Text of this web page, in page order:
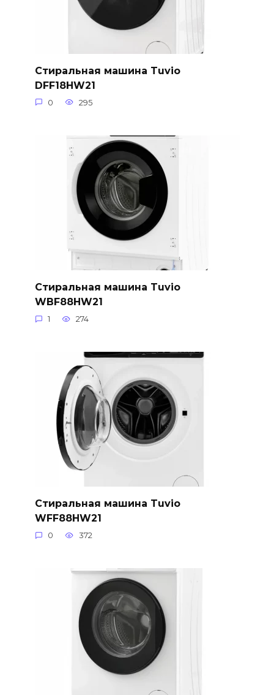
Стиральная машина Tuvio
DFF18HW21
0 295
Стиральная машина Tuvio
WBF88HW21
1 274
Стиральная машина Tuvio
WFF88HW21
0 372